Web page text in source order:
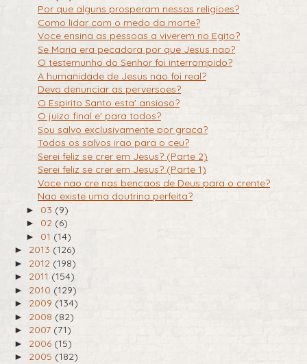
Por que alguns prosperam nessas religioes?
Como lidar com o medo da morte?
Voce ensina as pessoas a viverem no Egito?
Se Maria era pecadora por que Jesus nao?
O testemunho do Senhor foi interrompido?
A humanidade de Jesus nao foi real?
Devo denunciar as perversoes?
O Espirito Santo esta' ansioso?
O juizo final e' para todos?
Sou salvo exclusivamente por graca?
Todos os salvos irao para o ceu?
Serei feliz se crer em Jesus? (Parte 2)
Serei feliz se crer em Jesus? (Parte 1)
Voce nao cre nas bencaos de Deus para o crente?
Nao existe uma doutrina perfeita?
► 03 (9)
► 02 (6)
► 01 (14)
► 2013 (126)
► 2012 (198)
► 2011 (154)
► 2010 (129)
► 2009 (134)
► 2008 (82)
► 2007 (71)
► 2006 (15)
► 2005 (182)